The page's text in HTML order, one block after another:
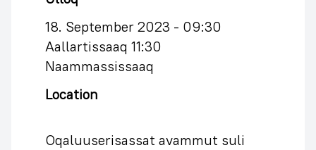
18. September 2023 - 09:30
Aallartissaaq 11:30
Naammassissaaq
Location
Oqaluuserisassat avammut suli